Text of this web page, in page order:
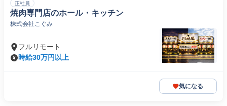
正社員
焼肉専門店のホール・キッチン
株式会社こぐみ
フルリモート
時給30万円以上
気になる